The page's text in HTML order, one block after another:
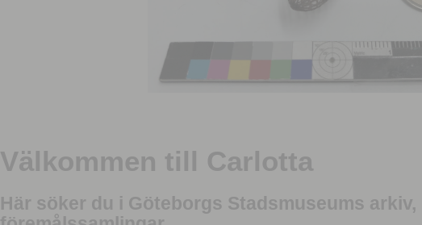
Välkommen till Carlotta
Här söker du i Göteborgs Stadsmuseums